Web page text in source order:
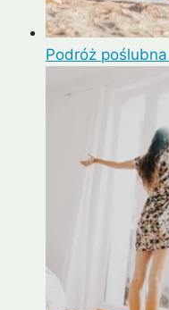
Podróż